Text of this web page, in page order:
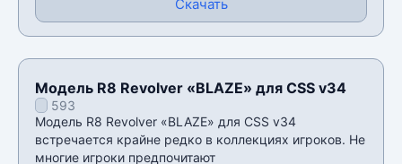
Скачать
Модель R8 Revolver «BLAZE» для CSS v34
593
Модель R8 Revolver «BLAZE» для CSS v34
встречается крайне редко в коллекциях игроков. Не
многие игроки предпочитают